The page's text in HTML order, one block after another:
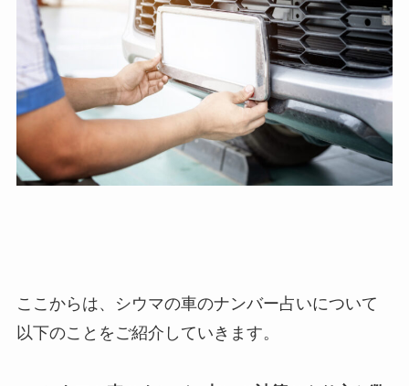
ここからは、シウマの車のナンバー占いについて
以下のことをご紹介していきます。